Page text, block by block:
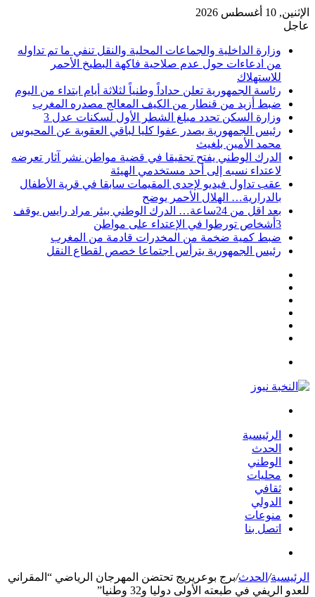
الإثنين, 10 أغسطس 2026
عاجل
وزارة الداخلية والجماعات المحلية والنقل تنفي ما تم تداوله
من ادعاءات حول عدم صلاحية فاكهة البطيخ الأحمر
للاستهلاك
رئاسة الجمهورية تعلن حداداً وطنياً لثلاثة أيام ابتداء من اليوم
ضبط أزيد من قنطار من الكيف المعالج مصدره المغرب
وزارة السكن تحدد مبلغ الشطر الأول لسكنات عدل 3
رئيس الجمهورية يصدر عفوا كليا لباقي العقوبة عن المحبوس
محمد الأمين بلغيث
الدرك الوطني يفتح تحقيقا في قضية مواطن نشر آثار تعرضه
لاعتداء نسبه إلى أحد مستخدمي الهيئة
عقب تداول فيديو لإحدى المقيمات سابقا في قرية الأطفال
بالدرارية… الهلال الأحمر يوضح
بعد اقل من 24ساعة… الدرك الوطني ببئر مراد رايس يوقف
3أشخاص تورطوا في الإعتداء على مواطن
ضبط كمية ضخمة من المخدرات قادمة من المغرب
رئيس الجمهورية يترأس اجتماعا خصص لقطاع النقل
الرئيسية
الحدث
الوطني
محليات
ثقافي
الدولي
منوعات
اتصل بنا
الرئيسية/ الحدث/برج بوعريريج تحتضن المهرجان الرياضي “المقراني
للعدو الريفي في طبعته الأولى دوليا و32 وطنيا”